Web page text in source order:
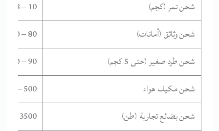
شحن تمر (كجم)
10 – 18
شحن وثائق (أمانات)
80 – 150
شحن طرد صغير (حتى 5 كجم)
90 – 140
شحن مكيف هواء
500 – 800
شحن بضائع تجارية (طن)
3500 – 6000